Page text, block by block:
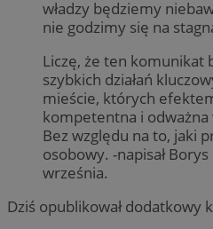
władzy będziemy
nie godzimy się na
Liczę, że ten komunikat
szybkich działań
mieście, których
kompetentna i odważna
Bez względu na to, jaki
osobowy. -napisał
września.
Dziś opublikował dodatkowy